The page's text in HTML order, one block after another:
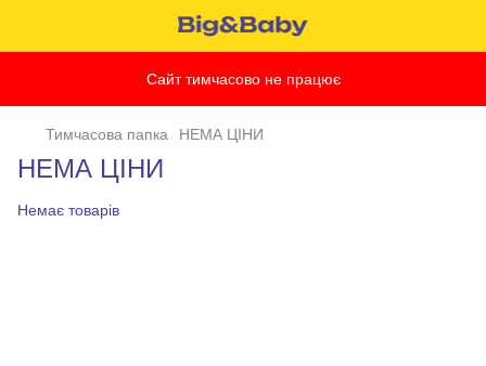
Сайт тимчасово не працює
Тимчасова папка НЕМА ЦІНИ
НЕМА ЦІНИ
Немає товарів